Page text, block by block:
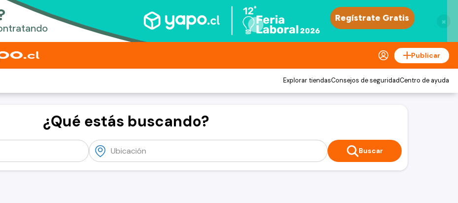
×
Publicar
Explorar tiendasConsejos de seguridadCentro de ayuda
¿Qué estás buscando?
Buscar